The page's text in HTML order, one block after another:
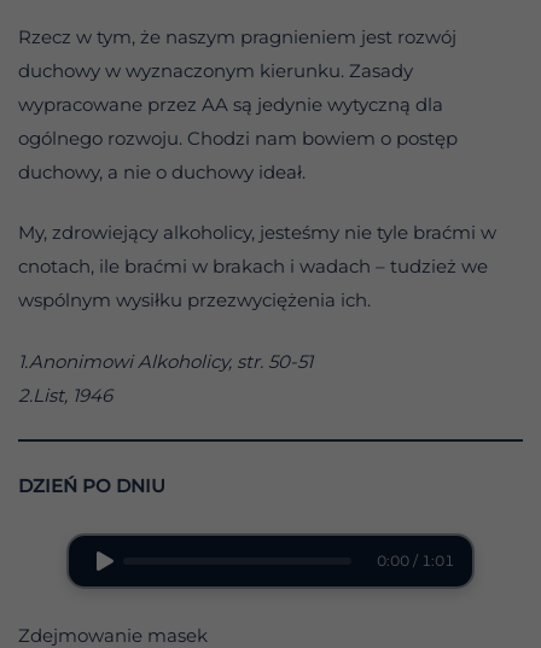
Rzecz w tym, że naszym pragnieniem jest rozwój
duchowy w wyznaczonym kierunku. Zasady
wypracowane przez AA są jedynie wytyczną dla
ogólnego rozwoju. Chodzi nam bowiem o postęp
duchowy, a nie o duchowy ideał.
My, zdrowiejący alkoholicy, jesteśmy nie tyle braćmi w
cnotach, ile braćmi w brakach i wadach – tudzież we
wspólnym wysiłku przezwyciężenia ich.
1.Anonimowi Alkoholicy, str. 50-51
2.List, 1946
DZIEŃ PO DNIU
0:00 / 1:01
Zdejmowanie masek